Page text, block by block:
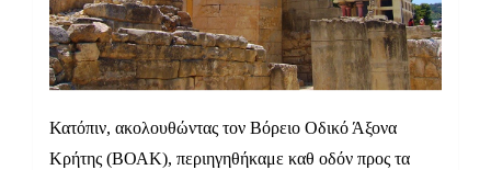
Κατόπιν, ακολουθώντας τον Βόρειο Οδικό Άξονα
Κρήτης (ΒΟΑΚ), περιηγηθήκαμε καθ οδόν προς τα